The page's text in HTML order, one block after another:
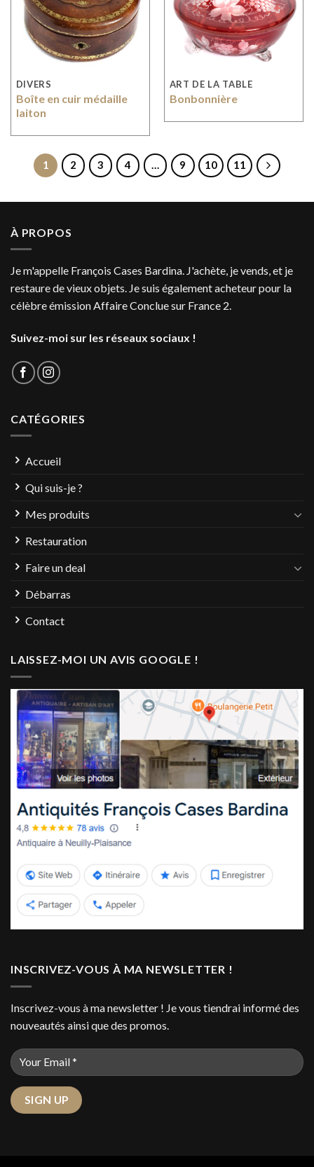
DIVERS
Boîte en cuir médaille
laiton
ART DE LA TABLE
Bonbonnière
1 2 3 4 … 9 10 11
À PROPOS
Je m'appelle François Cases Bardina. J'achète, je vends, et je
restaure de vieux objets. Je suis également acheteur pour la
célèbre émission Affaire Conclue sur France 2.
Suivez-moi sur les réseaux sociaux !
CATÉGORIES
Accueil
Qui suis-je ?
Mes produits
Restauration
Faire un deal
Débarras
Contact
LAISSEZ-MOI UN AVIS GOOGLE !
INSCRIVEZ-VOUS À MA NEWSLETTER !
Inscrivez-vous à ma newsletter ! Je vous tiendrai informé des
nouveautés ainsi que des promos.